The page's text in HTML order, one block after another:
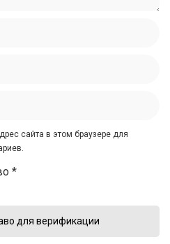
сайта в этом браузере для
*
для верификации